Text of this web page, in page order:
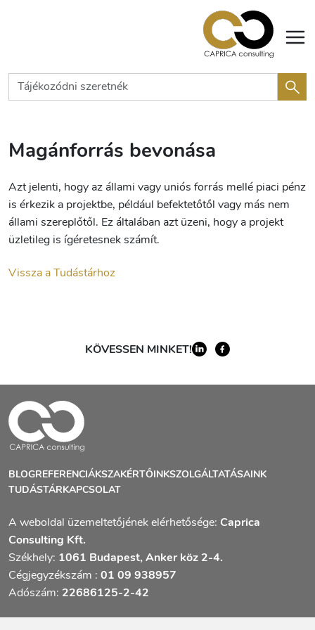
Magánforrás bevonása
Azt jelenti, hogy az állami vagy uniós forrás mellé piaci pénz
is érkezik a projektbe, például befektetőtől vagy más nem
állami szereplőtől. Ez általában azt üzeni, hogy a projekt
üzletileg is ígéretesnek számít.
Vissza a Tudástárhoz
KÖVESSEN MINKET!
BLOGREFERENCIÁKSZAKÉRTŐINKSZOLGÁLTATÁSAINK
TUDÁSTÁRKAPCSOLAT
A weboldal üzemeltetőjének elérhetősége: Caprica
Consulting Kft.
Székhely: 1061 Budapest, Anker köz 2-4.
Cégjegyzékszám : 01 09 938957
Adószám: 22686125-2-42